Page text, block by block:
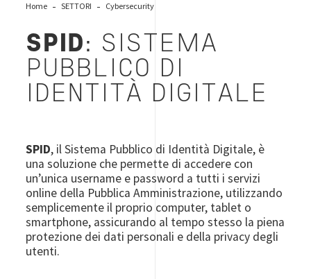
Home SETTORI Cybersecurity
SPID: SISTEMA
PUBBLICO DI
IDENTITÀ DIGITALE
SPID, il Sistema Pubblico di Identità Digitale, è
una soluzione che permette di accedere con
un’unica username e password a tutti i servizi
online della Pubblica Amministrazione, utilizzando
semplicemente il proprio computer, tablet o
smartphone, assicurando al tempo stesso la piena
protezione dei dati personali e della privacy degli
utenti.